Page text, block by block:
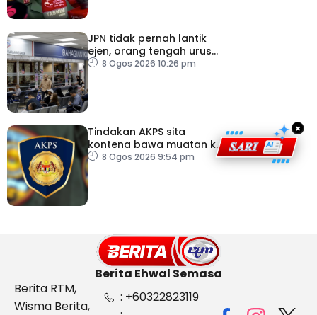
JPN tidak pernah lantik
ejen, orang tengah urus
dokumentasi
8 Ogos 2026 10:26 pm
Tindakan AKPS sita
kontena bawa muatan ke
Israel bukti ketegasan
8 Ogos 2026 9:54 pm
×
Berita Ehwal Semasa
Berita RTM,
Wisma Berita,
: +60322823119